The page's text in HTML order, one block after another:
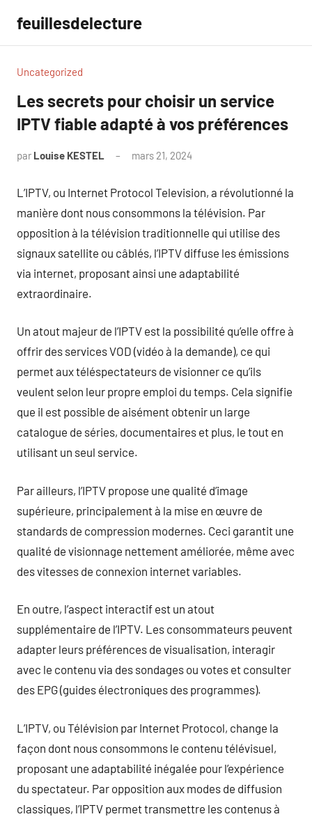
contenu
feuillesdelecture
Uncategorized
Les secrets pour choisir un service
IPTV fiable adapté à vos préférences
par Louise KESTEL mars 21, 2024
L’IPTV, ou Internet Protocol Television, a révolutionné la
manière dont nous consommons la télévision. Par
opposition à la télévision traditionnelle qui utilise des
signaux satellite ou câblés, l’IPTV diffuse les émissions
via internet, proposant ainsi une adaptabilité
extraordinaire.
Un atout majeur de l’IPTV est la possibilité qu’elle offre à
offrir des services VOD (vidéo à la demande), ce qui
permet aux téléspectateurs de visionner ce qu’ils
veulent selon leur propre emploi du temps. Cela signifie
que il est possible de aisément obtenir un large
catalogue de séries, documentaires et plus, le tout en
utilisant un seul service.
Par ailleurs, l’IPTV propose une qualité d’image
supérieure, principalement à la mise en œuvre de
standards de compression modernes. Ceci garantit une
qualité de visionnage nettement améliorée, même avec
des vitesses de connexion internet variables.
En outre, l’aspect interactif est un atout
supplémentaire de l’IPTV. Les consommateurs peuvent
adapter leurs préférences de visualisation, interagir
avec le contenu via des sondages ou votes et consulter
des EPG (guides électroniques des programmes).
L’IPTV, ou Télévision par Internet Protocol, change la
façon dont nous consommons le contenu télévisuel,
proposant une adaptabilité inégalée pour l’expérience
du spectateur. Par opposition aux modes de diffusion
classiques, l’IPTV permet transmettre les contenus à